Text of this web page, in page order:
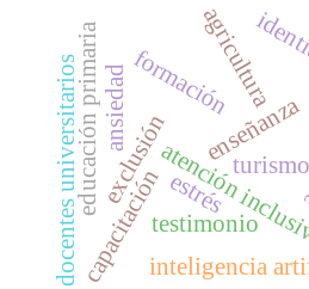
formación
atención
enseñanza
exclusión
capacitacióninteligencia
estrés
ansiedad
docentes universitarios agricultura
turismo
educación primaria
testimonio